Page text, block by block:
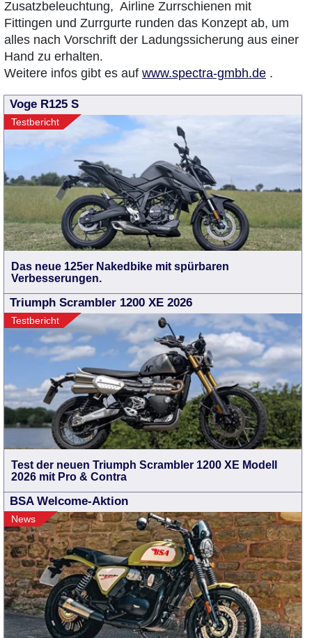
Zusatzbeleuchtung, Airline Zurrschienen mit
Fittingen und Zurrgurte runden das Konzept ab, um
alles nach Vorschrift der Ladungssicherung aus einer
Hand zu erhalten.
Weitere infos gibt es auf www.spectra-gmbh.de .
Voge R125 S
Testbericht
Das neue 125er Nakedbike mit spürbaren
Verbesserungen.
Triumph Scrambler 1200 XE 2026
Testbericht
Test der neuen Triumph Scrambler 1200 XE Modell
2026 mit Pro & Contra
BSA Welcome-Aktion
News